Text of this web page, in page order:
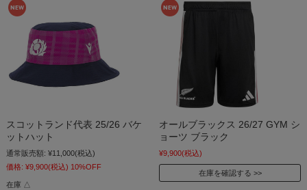
スコットランド代表 25/26 バケ
ットハット
通常販売額: ¥11,000(税込)
価格: ¥9,900(税込) 10%OFF
在庫 △
オールブラックス 26/27 GYM シ
ョーツ ブラック
¥9,900(税込)
在庫を確認する